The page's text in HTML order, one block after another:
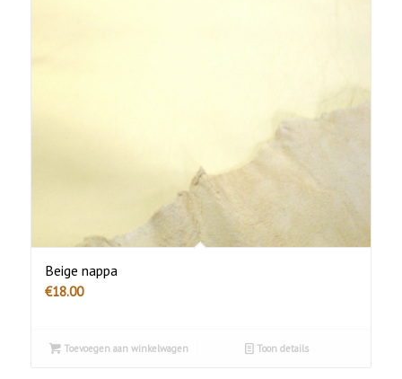
Beige nappa
€18.00
Toevoegen aan winkelwagen Toon details